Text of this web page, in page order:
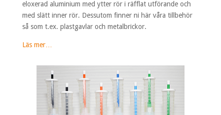
eloxerad aluminium med ytter rör i räfflat utförande och
med slätt inner rör. Dessutom finner ni här våra tillbehör
så som t.ex. plastgavlar och metalbrickor.
Läs mer…